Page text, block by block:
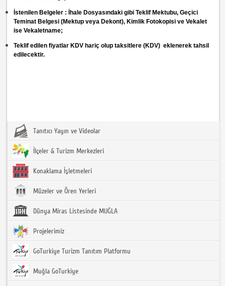
İstenilen Belgeler : İhale Dosyasındaki gibi Teklif Mektubu, Geçici
Teminat Belgesi (Mektup veya Dekont), Kimlik Fotokopisi ve Vekalet
ise Vekaletname;
Teklif edilen fiyatlar KDV hariç olup taksitlere (KDV) eklenerek tahsil
edilecektir.
Tanıtıcı Yayın ve Videolar
İlçeler & Turizm Merkezleri
Konaklama İşletmeleri
Müzeler ve Ören Yerleri
Dünya Miras Listesinde MUĞLA
Projelerimiz
GoTurkiye Turizm Tanıtım Platformu
Muğla GoTurkiye